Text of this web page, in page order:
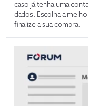
caso já tenha uma
dados. Escolha a
finalize a sua compra.